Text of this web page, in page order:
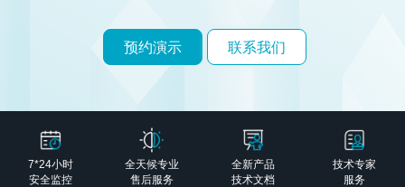
预约演示 联系我们
7*24小时
安全监控
全天候专业
售后服务
全新产品
技术文档
技术专家
服务